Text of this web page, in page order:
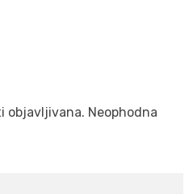
objavljivana. Neophodna